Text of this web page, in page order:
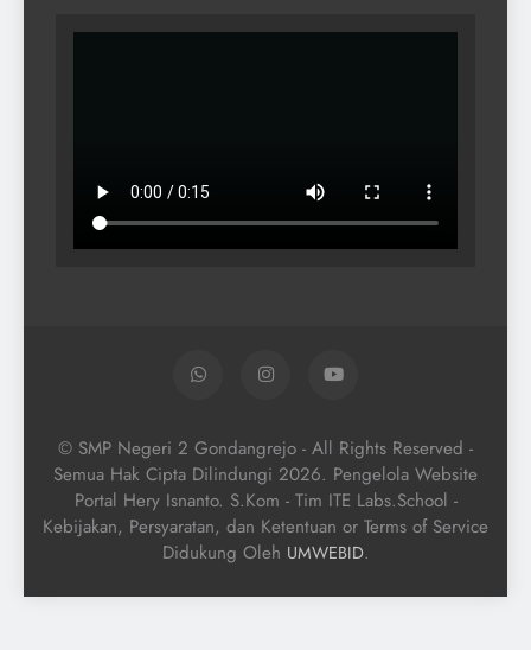
© SMP Negeri 2 Gondangrejo - All Rights Reserved -
Semua Hak Cipta Dilindungi 2026. Pengelola Website
Portal Hery Isnanto. S.Kom - Tim ITE Labs.School -
Kebijakan, Persyaratan, dan Ketentuan or Terms of Service
Didukung Oleh UMWEBID.